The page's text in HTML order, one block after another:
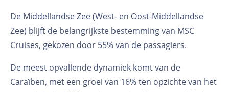
De Middellandse Zee (West- en Oost-Middellandse
Zee) blijft de belangrijkste bestemming van MSC
Cruises, gekozen door 55% van de passagiers.
De meest opvallende dynamiek komt van de
Caraïben, met een groei van 16% ten opzichte van het